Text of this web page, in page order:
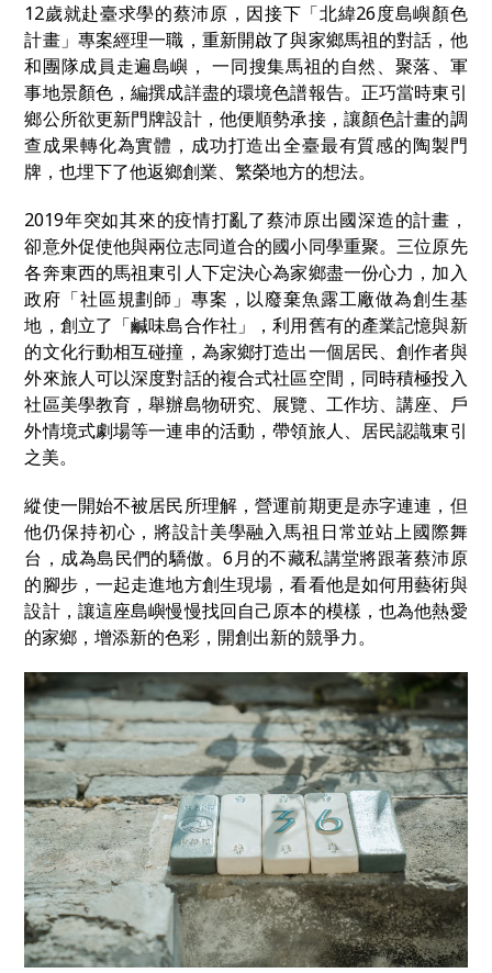
12歲就赴臺求學的蔡沛原，因接下「北緯26度島嶼顏色
計畫」專案經理一職，重新開啟了與家鄉馬祖的對話，他
和團隊成員走遍島嶼， 一同搜集馬祖的自然、聚落、軍
事地景顏色，編撰成詳盡的環境色譜報告。正巧當時東引
鄉公所欲更新門牌設計，他便順勢承接，讓顏色計畫的調
查成果轉化為實體，成功打造出全臺最有質感的陶製門
牌，也埋下了他返鄉創業、繁榮地方的想法。
2019年突如其來的疫情打亂了蔡沛原出國深造的計畫，
卻意外促使他與兩位志同道合的國小同學重聚。三位原先
各奔東西的馬祖東引人下定決心為家鄉盡一份心力，加入
政府「社區規劃師」專案，以廢棄魚露工廠做為創生基
地，創立了「鹹味島合作社」，利用舊有的產業記憶與新
的文化行動相互碰撞，為家鄉打造出一個居民、創作者與
外來旅人可以深度對話的複合式社區空間，同時積極投入
社區美學教育，舉辦島物研究、展覽、工作坊、講座、戶
外情境式劇場等一連串的活動，帶領旅人、居民認識東引
之美。
縱使一開始不被居民所理解，營運前期更是赤字連連，但
他仍保持初心， 將設計美學融入馬祖日常並站上國際舞
台，成為島民們的驕傲。6月的不藏私講堂將跟著蔡沛原
的腳步，一起走進地方創生現場，看看他是如何用藝術與
設計，讓這座島嶼慢慢找回自己原本的模樣，也為他熱愛
的家鄉，增添新的色彩，開創出新的競爭力。